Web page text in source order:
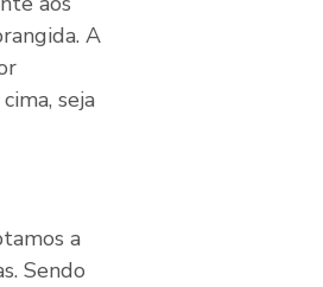
A
seja
a
Sendo